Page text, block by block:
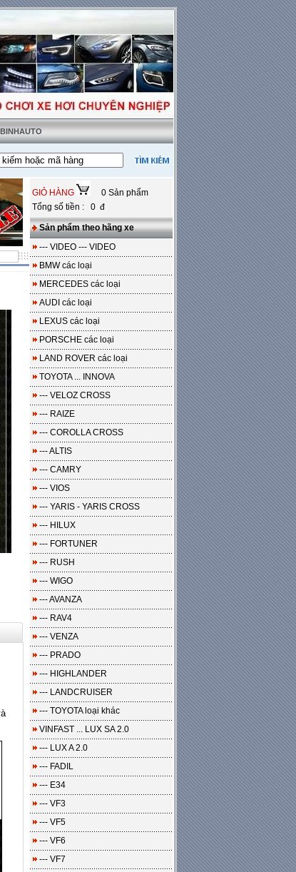
--- Miễn phí 100% công lắp đặt
GIỎ HÀNG
0 Sản phẩm
Tổng số tiền : 0 đ
Sản phẩm theo hãng xe
--- VIDEO --- VIDEO
BMW các loại
MERCEDES các loại
AUDI các loại
LEXUS các loại
PORSCHE các loại
LAND ROVER các loại
TOYOTA ... INNOVA
--- VELOZ CROSS
--- RAIZE
--- COROLLA CROSS
--- ALTIS
--- CAMRY
--- VIOS
--- YARIS - YARIS CROSS
--- HILUX
--- FORTUNER
--- RUSH
--- WIGO
--- AVANZA
--- RAV4
--- VENZA
--- PRADO
--- HIGHLANDER
--- LANDCRUISER
--- TOYOTA loại khác
VINFAST ... LUX SA 2.0
--- LUX A 2.0
--- FADIL
--- E34
--- VF3
--- VF5
--- VF6
--- VF7